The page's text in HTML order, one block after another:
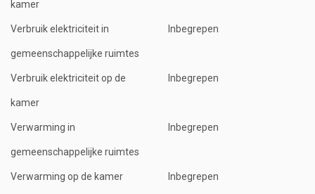
kamer
Verbruik elektriciteit in
gemeenschappelijke ruimtes
Inbegrepen
Verbruik elektriciteit op de
kamer
Inbegrepen
Verwarming in
gemeenschappelijke ruimtes
Inbegrepen
Verwarming op de kamer Inbegrepen